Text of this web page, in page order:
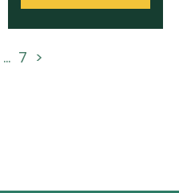
... 7 >